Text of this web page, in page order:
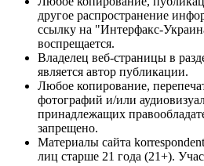
другое распространение
ссылку на "Интерфакс-
воспрещается.
Владелец веб-страницы в
является автор публикации.
Любое копирование,
фотографий и/или
принадлежащих
запрещено.
Материалы сайта
лиц старше 21 года (21+).